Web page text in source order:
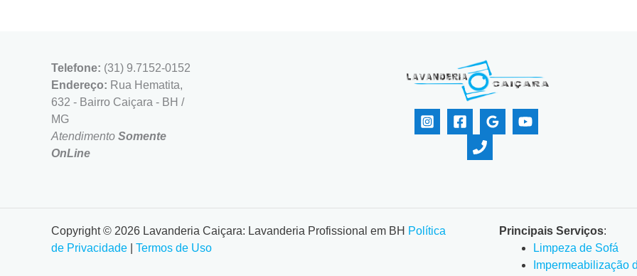
Telefone: (31) 9.7152-0152
Endereço: Rua Hematita,
632 - Bairro Caiçara - BH /
MG
Atendimento Somente
OnLine
Copyright © 2026 Lavanderia Caiçara: Lavanderia Profissional em BH Política
de Privacidade
Termos de Uso
Principais Serviços:
Limpeza de Sofá
Impermeabilização